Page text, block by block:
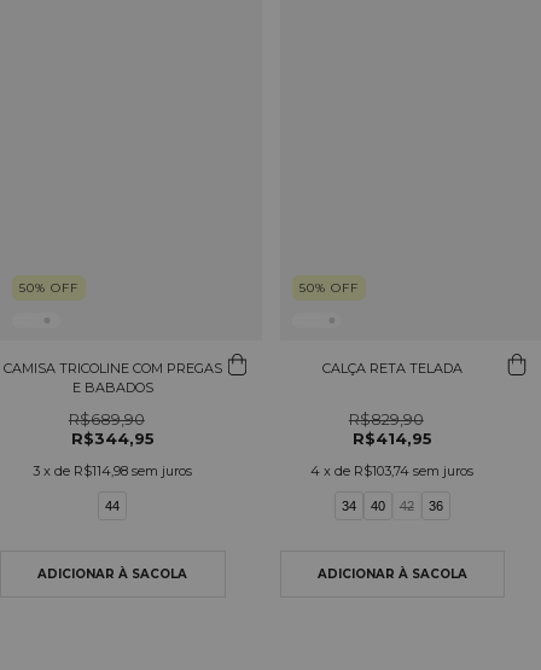
50% OFF
CAMISA TRICOLINE COM PREGAS
E BABADOS
R$689,90
R$344,95
3 x de R$114,98 sem juros
44
50% OFF
CALÇA RETA TELADA
R$829,90
R$414,95
4 x de R$103,74 sem juros
34 40 42 36